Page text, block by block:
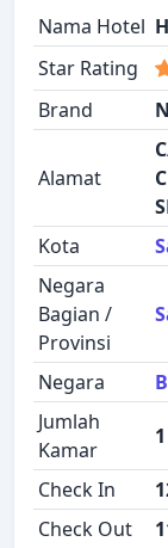
Nama Hotel
Star Rating
Brand
Alamat
Kota
Negara
Bagian /
Provinsi
Negara
Jumlah
Kamar
1
Check In
Check Out